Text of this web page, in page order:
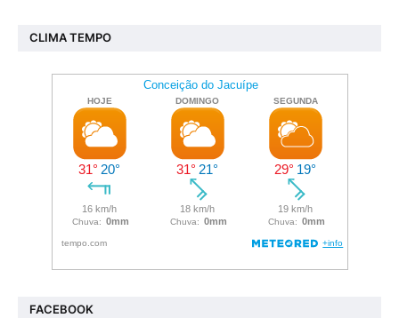
CLIMA TEMPO
FACEBOOK